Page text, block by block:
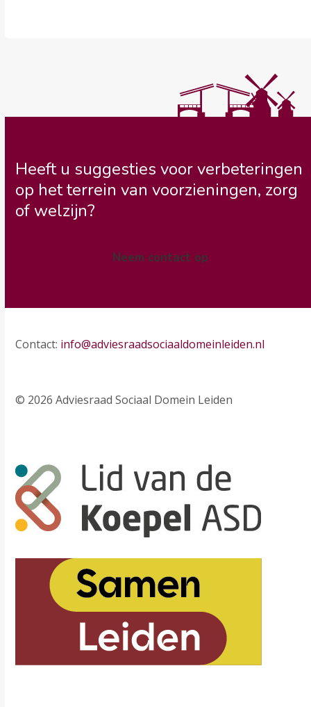
Heeft u suggesties voor verbeteringen
op het terrein van voorzieningen, zorg
of welzijn?
Neem contact op
Contact: info@adviesraadsociaaldomeinleiden.nl
© 2026 Adviesraad Sociaal Domein Leiden